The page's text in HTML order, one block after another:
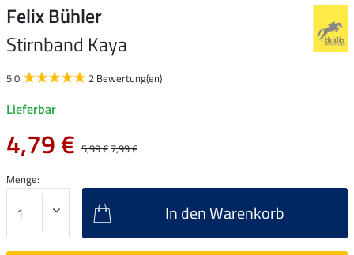
Felix Bühler
Stirnband Kaya
5.0 2 Bewertung(en)
Lieferbar
4,79 € 5,99 €7,99 €
Menge:
In den Warenkorb